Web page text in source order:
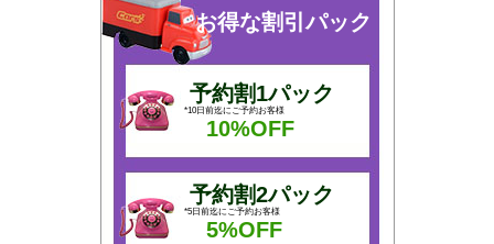
お得な割引パック
予約割1パック
*10日前迄にご予約お客様
10%OFF
予約割2パック
*5日前迄にご予約お客様
5%OFF